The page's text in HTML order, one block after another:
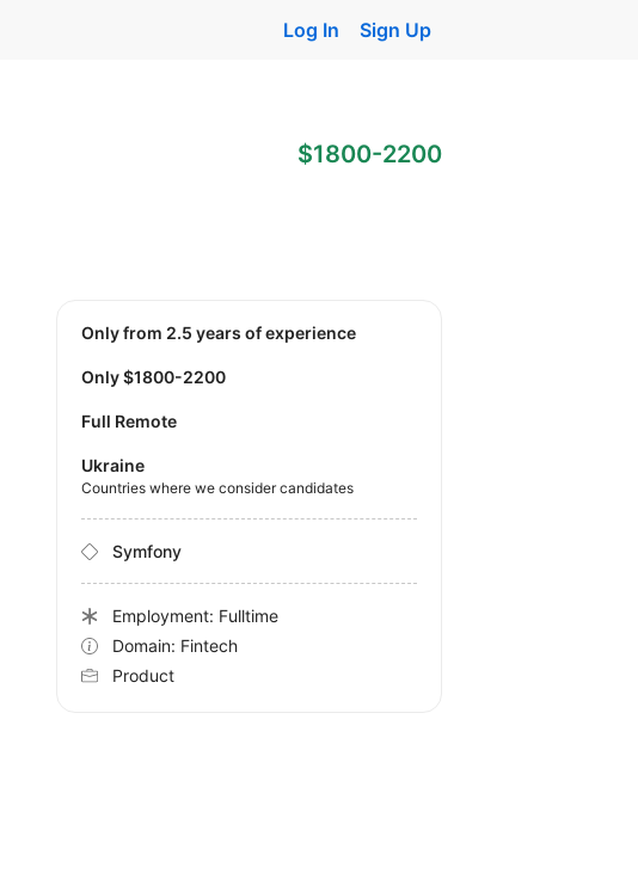
Log In Sign Up
$1800-2200
Only from 2.5 years of experience
Only $1800-2200
Full Remote
Ukraine
Countries where we consider candidates
Symfony
Employment: Fulltime
Domain: Fintech
Product